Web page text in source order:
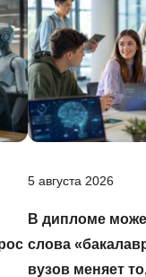
5 августа 2026
В дипломе
слова
вузов меняет